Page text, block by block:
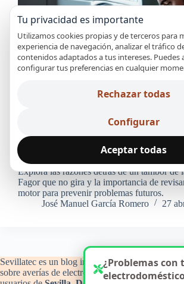
Explora las razones detrás de un tambor de
Fagor que no gira y la importancia de
motor para prevenir problemas futuros.
José Manuel García Romero
27
Sevillatec es un blog informativo y de orientación
sobre averías de electrodomésticos del hogar, con
Tu privacidad es importante
Utilizamos cookies propias y de terceros para
experiencia de navegación, analizar el tráfico
contenidos adaptados a tus intereses. Puedes
configurar tus preferencias en cualquier
Rechazar todas
Configurar
Aceptar todas
¿Problemas con